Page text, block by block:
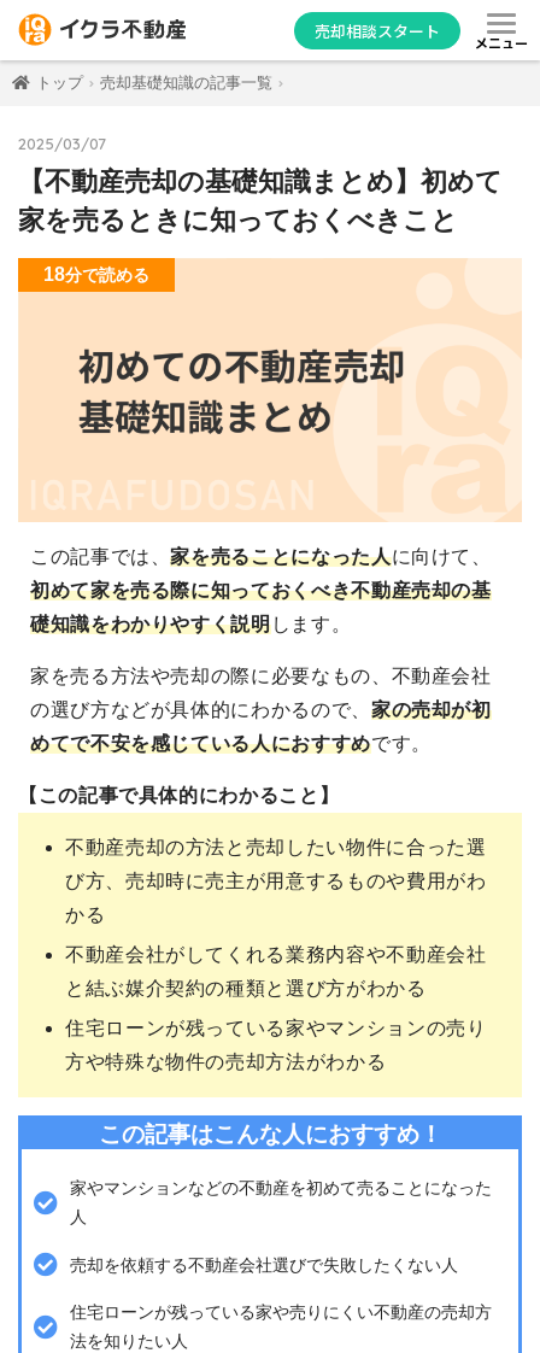
売却相談スタート
メニュー
トップ 売却基礎知識の記事一覧
2025/03/07
【不動産売却の基礎知識まとめ】初めて
家を売るときに知っておくべきこと
18分で読める
この記事では、家を売ることになった人に向けて
初めて家を売る際に知っておくべき不動産売却の基
礎知識をわかりやすく説明します。
家を売る方法や売却の際に必要なもの、不動産会社
の選び方などが具体的にわかるので、 家の売却が初
めてで不安を感じている人におすすめです。
【この記事で具体的にわかること】
不動産売却の方法と売却したい物件に合った選
び方、売却時に売主が用意するものや費用がわ
かる
不動産会社がしてくれる業務内容や不動産会社
と結ぶ媒介契約の種類と選び方がわかる
住宅ローンが残っている家やマンションの売り
方や特殊な物件の売却方法がわかる
この記事はこんな人におすすめ！
家やマンションなどの不動産を初めて売ることになった
人
売却を依頼する不動産会社選びで失敗したくない人
住宅ローンが残っている家や売りにくい不動産の売却方
法を知りたい人